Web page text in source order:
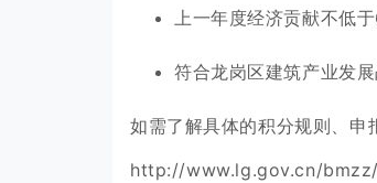
上一年度经济贡献不低
符合龙岗区建筑产业发
如需了解具体的积分规则、申
http://www.lg.gov.cn/